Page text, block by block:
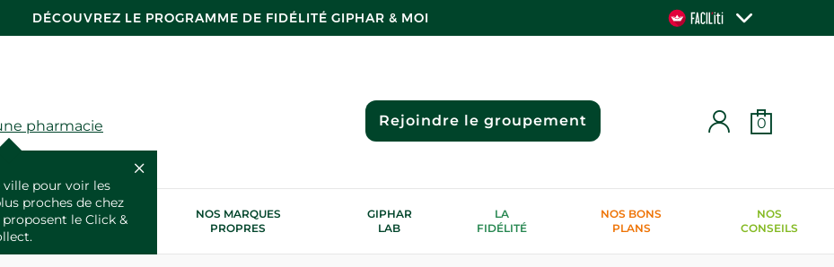
DÉCOUVREZ LE PROGRAMME DE FIDÉLITÉ GIPHAR & MOI
pharmacie
ville pour voir les
proches de chez
le Click &
Rejoindre le groupement 0
NOS SERVICES
SANTÉ
NOS MARQUES
PROPRES
GIPHAR
LAB
LA
FIDÉLITÉ
NOS BONS
PLANS
NOS
CONSEILS